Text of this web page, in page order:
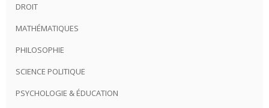
DROIT
MATHÉMATIQUES
PHILOSOPHIE
SCIENCE POLITIQUE
PSYCHOLOGIE & ÉDUCATION